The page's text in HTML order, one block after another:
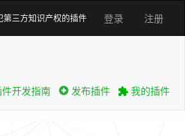
登录 注册
第三方知识产权的插件
开发指南 发布插件 我的插件